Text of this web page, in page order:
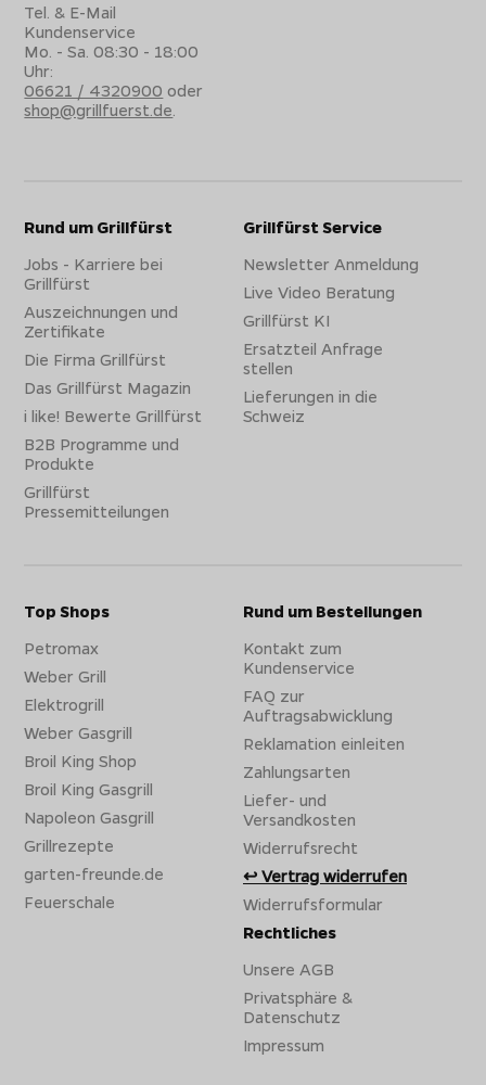
Tel. & E-Mail
Kundenservice
Mo. - Sa. 08:30 - 18:00
Uhr:
06621 / 4320900 oder
shop@grillfuerst.de
Rund um Grillfürst
Jobs - Karriere bei
Grillfürst
Auszeichnungen und
Zertifikate
Die Firma Grillfürst
Das Grillfürst Magazin
i like! Bewerte Grillfürst
B2B Programme und
Produkte
Grillfürst
Pressemitteilungen
Grillfürst Service
Newsletter Anmeldung
Live Video Beratung
Grillfürst KI
Ersatzteil Anfrage
stellen
Lieferungen in die
Schweiz
Top Shops
Petromax
Weber Grill
Elektrogrill
Weber Gasgrill
Broil King Shop
Broil King Gasgrill
Napoleon Gasgrill
Grillrezepte
garten-freunde.de
Feuerschale
Rund um Bestellungen
Kontakt zum
Kundenservice
FAQ zur
Auftragsabwicklung
Reklamation einleiten
Zahlungsarten
Liefer- und
Versandkosten
Widerrufsrecht
Vertrag widerrufen
Widerrufsformular
Rechtliches
Unsere AGB
Privatsphäre &
Datenschutz
Impressum